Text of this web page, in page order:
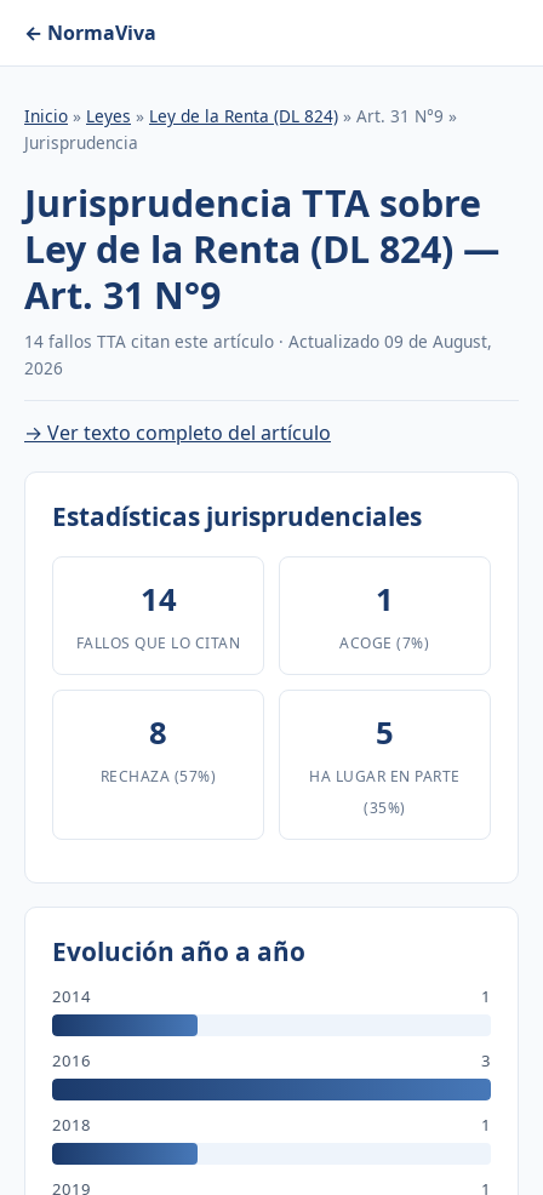
← NormaViva
Inicio » Leyes » Ley de la Renta (DL 824) » Art. 31 N°9 »
Jurisprudencia
Jurisprudencia TTA sobre
Ley de la Renta (DL 824) —
Art. 31 N°9
14 fallos TTA citan este artículo · Actualizado 09 de August,
2026
→ Ver texto completo del artículo
Estadísticas jurisprudenciales
14
FALLOS QUE LO CITAN
1
ACOGE (7%)
8
RECHAZA (57%)
5
HA LUGAR EN PARTE
(35%)
Evolución año a año
2014 1
2016 3
2018 1
2019 1